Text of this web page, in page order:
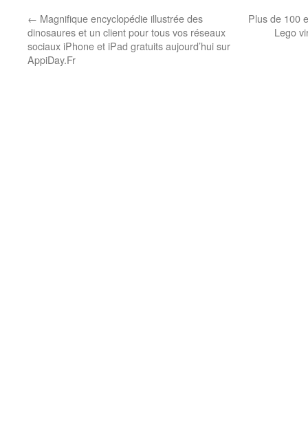
← Magnifique encyclopédie illustrée des
dinosaures et un client pour tous vos réseaux
sociaux iPhone et iPad gratuits aujourd’hui sur
AppiDay.Fr
Plus de 100
Lego